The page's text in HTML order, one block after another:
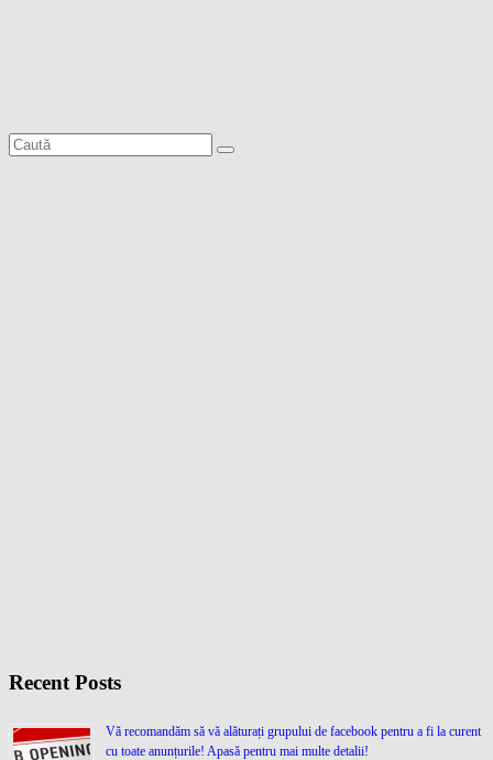
Recent Posts
Vă recomandăm să vă alăturați grupului de facebook pentru a fi la curent
cu toate anunțurile! Apasă pentru mai multe detalii!